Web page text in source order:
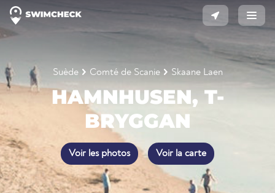
Suède Comté de Scanie Skaane Laen
HAMNHUSEN, T-
BRYGGAN
Voir les photos Voir la carte